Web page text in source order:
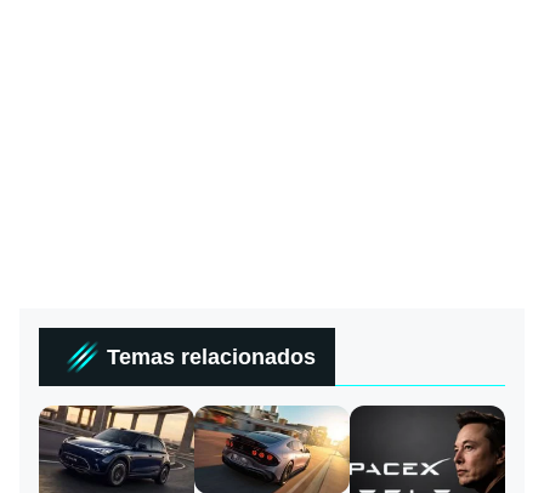
Temas relacionados